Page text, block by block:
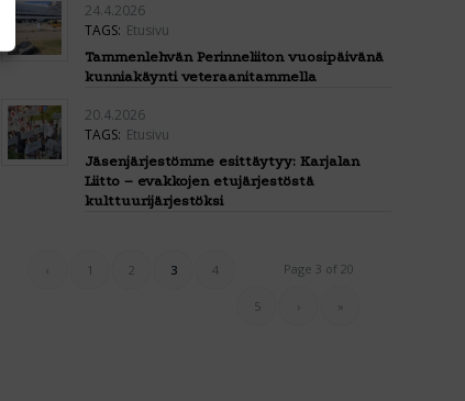
24.4.2026
TAGS: Etusivu
Tammenlehvän Perinneliiton vuosipäivänä
kunniakäynti veteraanitammella
20.4.2026
TAGS: Etusivu
Jäsenjärjestömme esittäytyy: Karjalan
Liitto – evakkojen etujärjestöstä
kulttuurijärjestöksi
Page 3 of 20
‹ 1 2 3 4
5 › »